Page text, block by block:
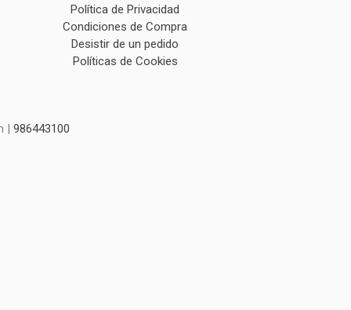
Política de Privacidad
Condiciones de Compra
Desistir de un pedido
Políticas de Cookies
| 986443100